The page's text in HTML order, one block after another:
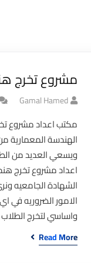
مشروع تخرج
Gamal Hamed
مكتب اعداد مشروع
الهندسة المعمارية
ويسعي العديد من
اعداد مشروع تخرج
الشهادة الجامعيه
الامور الضروريه في
واساسي لتخرج
Read More